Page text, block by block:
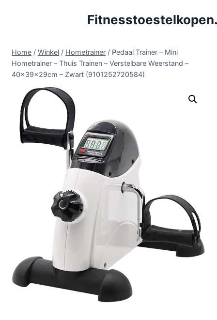
Home / Winkel / Hometrainer / Pedaal Trainer – Mini
Hometrainer – Thuis Trainen – Verstelbare Weerstand –
40x39x29cm – Zwart (9101252720584)